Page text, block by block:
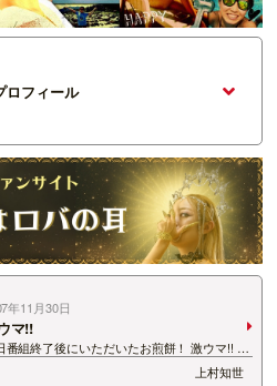
ロフィール
年11月30日
マ!!
番組終了後にいただいたお煎餅！ 激ウマ!! な
ら、長岡にあるおいしいせんべいやさんの煎
上村知世